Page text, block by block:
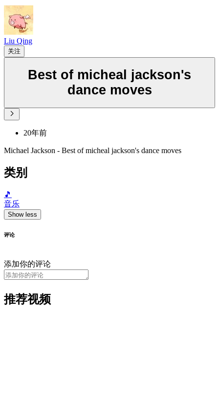
Liu Qing
关注
Best of micheal jackson's
dance moves
20年前
Michael Jackson - Best of micheal jackson's dance moves
类别
🎵
音乐
Show less
评论
添加你的评论
推荐视频